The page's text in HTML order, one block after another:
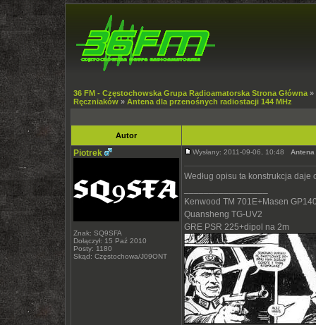
36 FM - Częstochowska Grupa Radioamatorska Strona Główna »
Ręczniaków » Antena dla przenośnych radiostacji 144 MHz
Autor
Piotrek
Znak: SQ9SFA
Dołączył: 15 Paź 2010
Posty: 1180
Skąd: Częstochowa/J09ONT
Wysłany: 2011-09-06, 10:48
Według opisu ta konstrukcja
Kenwood TM 701E+Masen
Quansheng TG-UV2
GRE PSR 225+dipol na 2m